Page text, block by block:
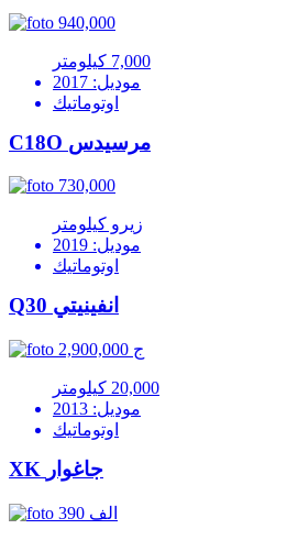
940,000
7,000 كيلومتر
موديل: 2017
اوتوماتيك
C18O مرسيدس
730,000
زيرو كيلومتر
موديل: 2019
اوتوماتيك
Q30 انفينيتي
2,900,000 ج
20,000 كيلومتر
موديل: 2013
اوتوماتيك
XK جاغوار
390 الف